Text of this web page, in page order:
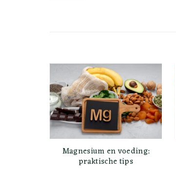
Magnesium en voeding:
praktische tips